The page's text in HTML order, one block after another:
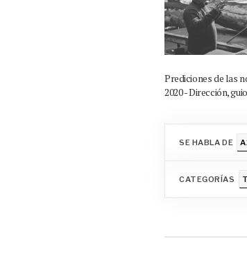
Prediciones de las
2020 - Dirección,
SE HABLA DE
CATEGORÍAS